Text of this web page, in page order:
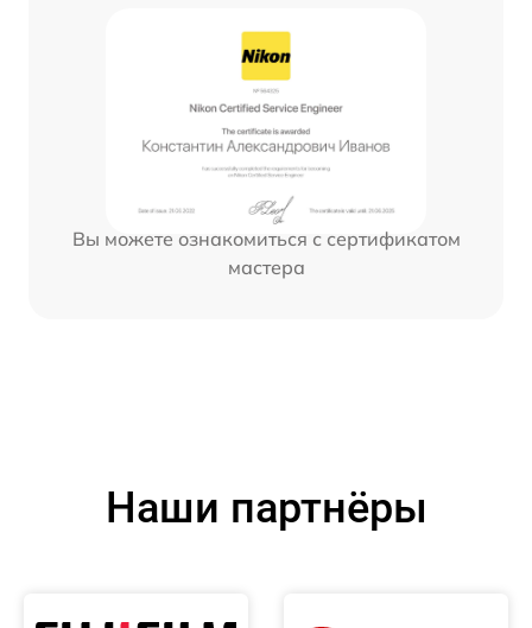
Вы можете ознакомиться с сертификатом
мастера
Наши партнёры